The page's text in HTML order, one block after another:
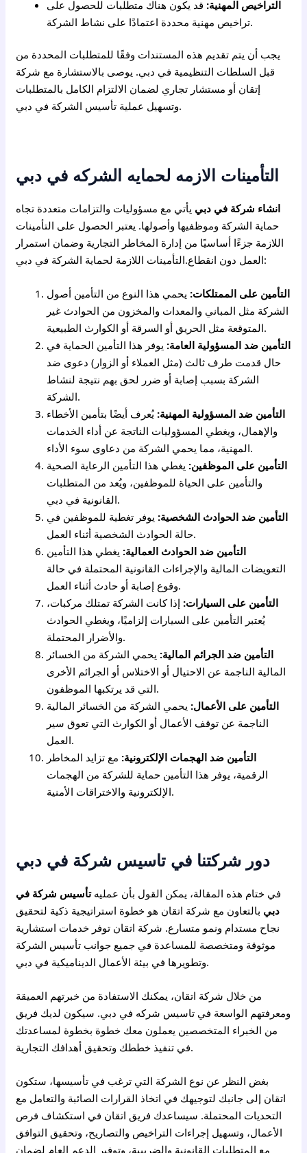
التراخيص المهنية: قد يكون هناك متطلبات للحصول على
تراخيص مهنية محددة اعتمادًا على نشاط الشركة.
يجب أن يتم تقديم هذه المستندات وفقًا للمتطلبات المحددة من
قبل السلطات التنظيمية في دبي. يوصى بالاستشارة مع شركة
إتقان أو مستشار تجاري لضمان الالتزام الكامل بالمتطلبات
وتسهيل عملية تأسيس الشركة في دبي.
التأمينات الازمه لحمايه الشركه في دبي
انشاء شركة في دبي يأتي مع مسؤوليات والتزامات متعددة تجاه
حماية الشركة وموظفيها وأصولها. يعتبر الحصول على التأمينات
اللازمة جزءًا أساسيًا من إدارة المخاطر التجارية وضمان استمرار
العمل دون انقطاع.التأمينات اللازمة لحماية الشركة في دبي:
التأمين على الممتلكات: يحمي هذا النوع من التأمين أصول
الشركة مثل المباني والمعدات والمخزون من الحوادث غير
المتوقعة مثل الحريق أو السرقة أو الكوارث الطبيعية.
التأمين ضد المسؤولية العامة: يوفر هذا التأمين الحماية في
حال قدمت طرف ثالث (مثل العملاء أو الزوار) دعوى ضد
الشركة بسبب إصابة أو ضرر لحق بهم نتيجة لنشاط
الشركة.
التأمين ضد المسؤولية المهنية: يُعرف أيضًا بتأمين الأخطاء
والإهمال، ويغطي المسؤوليات الناتجة عن أداء الخدمات
المهنية، مما يحمي الشركة من دعاوى سوء الأداء.
التأمين على الموظفين: يغطي هذا التأمين الرعاية الصحية
والتأمين على الحياة للموظفين، ويُعد من المتطلبات
القانونية في دبي.
التأمين ضد الحوادث الشخصية: يوفر تغطية للموظفين في
حالة الحوادث الشخصية أثناء العمل.
التأمين ضد الحوادث العمالية: يغطي هذا التأمين
التعويضات المالية والإجراءات القانونية المحتملة في حالة
وقوع إصابة أو حادث أثناء العمل.
التأمين على السيارات: إذا كانت الشركة تمتلك مركبات،
يُعتبر التأمين على السيارات إلزاميًا، ويغطي الحوادث
والأضرار المحتملة.
التأمين ضد الجرائم المالية: يحمي الشركة من الخسائر
المالية الناجمة عن الاحتيال أو الاختلاس أو الجرائم الأخرى
التي قد يرتكبها الموظفون.
التأمين على الأعمال: يحمي الشركة من الخسائر المالية
الناجمة عن توقف الأعمال أو الكوارث التي تعوق سير
العمل.
التأمين ضد الهجمات الإلكترونية: مع تزايد المخاطر
الرقمية، يوفر هذا التأمين حماية للشركة من الهجمات
الإلكترونية والاختراقات الأمنية.
دور شركتنا في تاسيس شركة في دبي
في ختام هذه المقالة، يمكن القول بأن عمليهتأسيس شركة في
دبي بالتعاون مع شركة اتقان هو خطوة استراتيجية ذكية لتحقيق
نجاح مستدام ونمو متسارع. شركة اتقان توفر خدمات استشارية
موثوقة ومتخصصة للمساعدة في جميع جوانب تأسيس الشركة
وتطويرها في بيئة الأعمال الديناميكية في دبي.
من خلال شركة اتقان، يمكنك الاستفادة من خبرتهم العميقة
ومعرفتهم الواسعة في تاسيس شركه في دبي. سيكون لديك فريق
من الخبراء المتخصصين يعملون معك خطوة بخطوة لمساعدتك
في تنفيذ خططك وتحقيق أهدافك التجارية.
بغض النظر عن نوع الشركة التي ترغب في تأسيسها، ستكون
اتقان إلى جانبك لتوجيهك في اتخاذ القرارات الصائبة والتعامل مع
التحديات المحتملة. سيساعدك فريق اتقان في استكشاف فرص
الأعمال، وتسهيل إجراءات التراخيص والتصاريح، وتحقيق التوافق
مع المتطلبات القانونية والضريبية، وتوفير الدعم العام لضمان